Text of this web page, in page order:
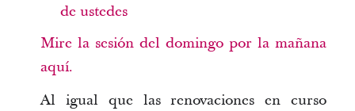
de ustedes
Mire la sesión del domingo por la mañana
aquí.
Al igual que las renovaciones en curso